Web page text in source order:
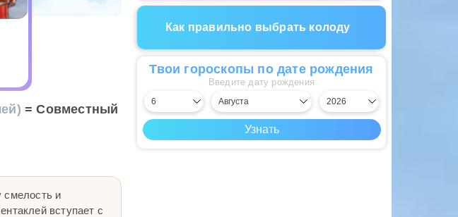
= Совместный
смелость и
вступает с
Как правильно выбрать колоду
Твои гороскопы по дате рождения
Введите дату рождения